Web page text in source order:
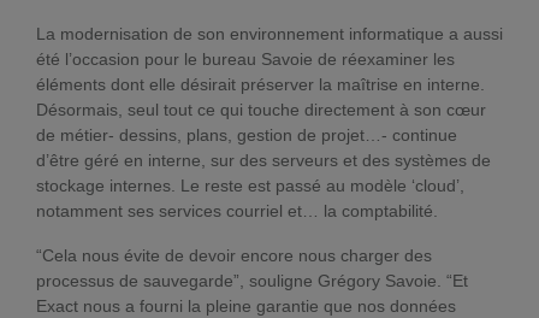
La modernisation de son environnement informatique a aussi
été l’occasion pour le bureau Savoie de réexaminer les
éléments dont elle désirait préserver la maîtrise en interne.
Désormais, seul tout ce qui touche directement à son cœur
de métier- dessins, plans, gestion de projet…- continue
d’être géré en interne, sur des serveurs et des systèmes de
stockage internes. Le reste est passé au modèle ‘cloud’,
notamment ses services courriel et… la comptabilité.
“Cela nous évite de devoir encore nous charger des
processus de sauvegarde”, souligne Grégory Savoie. “Et
Exact nous a fourni la pleine garantie que nos données